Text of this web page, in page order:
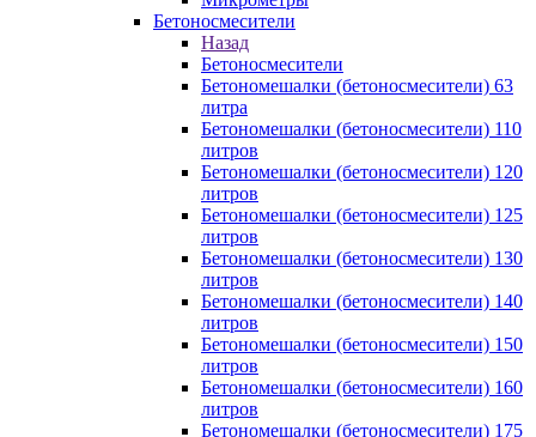
Бетоносмесители
Назад
Бетоносмесители
Бетономешалки (бетоносмесители) 63
литра
Бетономешалки (бетоносмесители) 110
литров
Бетономешалки (бетоносмесители) 120
литров
Бетономешалки (бетоносмесители) 125
литров
Бетономешалки (бетоносмесители) 130
литров
Бетономешалки (бетоносмесители) 140
литров
Бетономешалки (бетоносмесители) 150
литров
Бетономешалки (бетоносмесители) 160
литров
Бетономешалки (бетоносмесители) 175